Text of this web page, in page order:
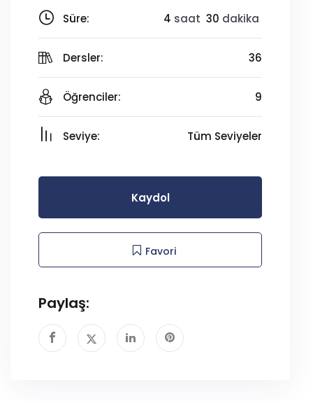
Süre: 4 saat 30 dakika
Dersler: 36
Öğrenciler: 9
Seviye: Tüm Seviyeler
Kaydol
Favori
Paylaş: